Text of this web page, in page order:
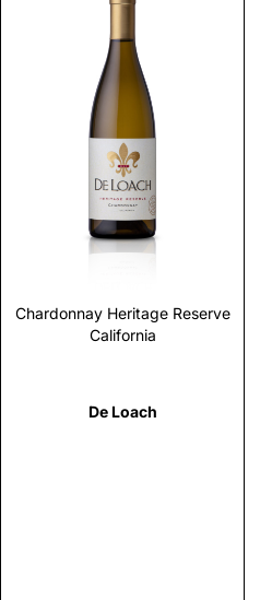
Chardonnay Heritage Reserve
California
De Loach
Scopri